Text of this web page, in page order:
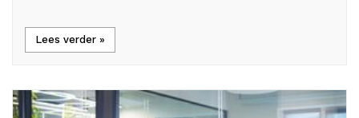
Lees verder »